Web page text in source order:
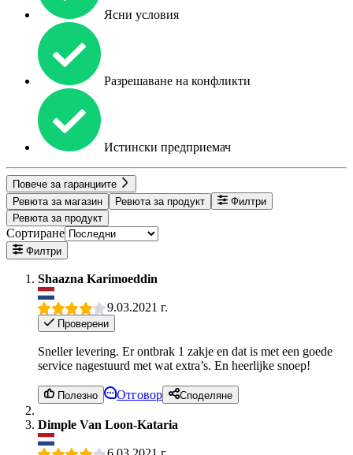
Ясни условия
Разрешаване на конфликти
Истински предприемач
Повече за гаранциите
Ревюта за магазин
Ревюта за продукт
Филтри
Ревюта за продукт
Сортиране
Филтри
Shaazna Karimoeddin
9.03.2021 г.
Проверени
Sneller levering. Er ontbrak 1 zakje en dat is met een goede
service nagestuurd met wat extra’s. En heerlijke snoep!
Полезно Отговор Споделяне
Dimple Van Loon-Kataria